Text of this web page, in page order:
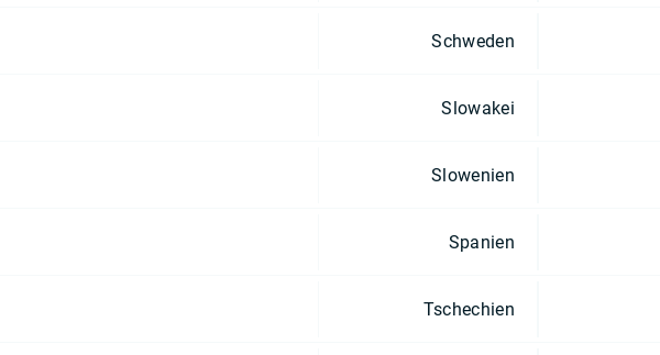
Schweden
Slowakei
Slowenien
Spanien
Tschechien